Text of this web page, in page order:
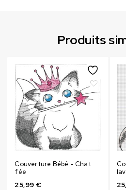
Produits
Couverture Bébé - Chat
fée
25,99 €